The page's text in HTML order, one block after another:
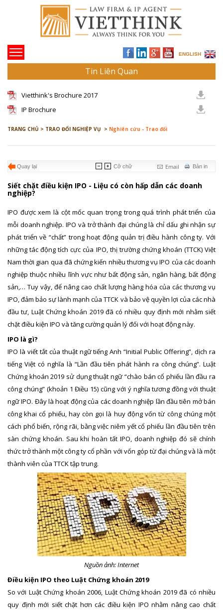
ENGLISH
Tin Liên Quan
Vietthink's Brochure 2017
IP Brochure
TRANG CHỦ > TRAO ĐỔI NGHIỆP VỤ > Nghiên cứu - Trao đổi
Quay lại Bản in
Email
Cỡ chữ
Siết chặt điều kiện IPO - Liệu có còn hấp dẫn các doanh
nghiệp?
IPO được xem là cột mốc quan trọng trong quá trình phát triển của
mỗi doanh nghiệp. IPO và trở thành đại chúng là chỉ dấu ghi nhận sự
phát triển về “chất” trong hoạt động quản trị điều hành công ty. Với
những tác động tích cực của IPO, thị trường chứng khoán (TTCK) Việt
Nam thời gian qua đã chứng kiến nhiều thương vụ IPO của các doanh
nghiệp thuộc nhiều lĩnh vực như bất động sản, ngân hàng, bất động
sản,… Tuy vậy, để nâng cao chất lượng hàng hóa của các thương vụ
IPO, đảm bảo sự lành mạnh của TTCK và bảo vệ quyền lợi của các nhà
đầu tư, Luật Chứng khoán 2019 đã có nhiều quy định mới nhằm siết
chặt điều kiện IPO và tăng cường quản lý đối với hoạt động này.
IPO là gì?
IPO là viết tắt của thuật ngữ tiếng Anh “Initial Public Offering”, dịch ra
tiếng Việt có nghĩa là “Lần đầu tiên phát hành ra công chúng”. Luật
Chứng khoán 2019 sử dụng thuật ngữ “chào bán cổ phiếu lần đầu ra
công chúng” (khoản 1 Điều 15) cũng với ý nghĩa tương đồng với thuật
ngữ IPO. Đây là hoạt động của các doanh nghiệp lần đầu tiên mở bán
công khai cổ phiếu, hay còn gọi là huy động vốn từ công chúng một
cách phổ biến, rộng rãi, bằng việc niêm yết cổ phiếu lần đầu tiên trên
sàn chứng khoán. Sau khi hoàn tất IPO, doanh nghiệp đó sẽ chính
thức trở thành một công ty cổ phần với vốn góp từ đại chúng và là một
thành viên của TTCK tập trung.
Nguồn ảnh: Internet
Điều kiện IPO theo Luật Chứng khoán 2019
So với Luật Chứng khoán 2006, Luật Chứng khoán 2019 đã có nhiều
quy định mới siết chặt hơn các điều kiện IPO nhằm nâng cao chất